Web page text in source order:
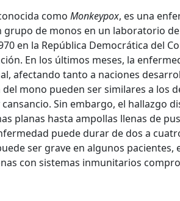
como Monkeypox, es una
grupo de monos en un laboratorio
en la República Democrática del
En los últimos meses, la
afectando tanto a naciones
mono pueden ser similares a los
Sin embargo, el hallazgo
planas hasta ampollas llenas de
puede durar de dos a
ser grave en algunos
con sistemas inmunitarios